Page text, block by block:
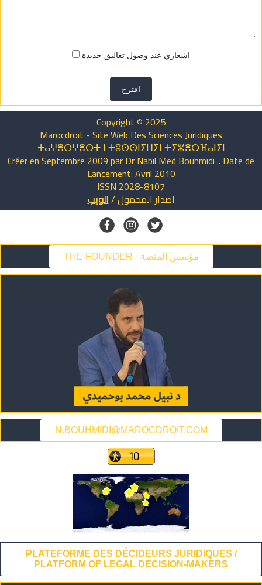
اشعاري عند وصول تعاليق جديدة
اقترح
Copyright © 2025
Marocdroit - Site Web Des Sciences Juridiques
ⵜⴰⵖⴻⵔⵖⴻⵔⵜ ⵏ ⵜⵓⵙⵙⵏⵉⵡⵉⵏ ⵜⵉⵣⴻⵔⴼⴰⵏⵉⵏ
Créer en Septembre 2009 par Dr Nabil Med Bouhmidi .. Date de
Lancement: Avril 2010
ISSN 2028-8107
اصدار المحمول/الويب
THE FOUNDER - مؤسس المنصة
N.BOUHMIDI@MAROCDROIT.COM
PLATEFORME DES DÉCIDEURS JURIDIQUES /
PLATFORM OF LEGAL DECISION-MAKERS